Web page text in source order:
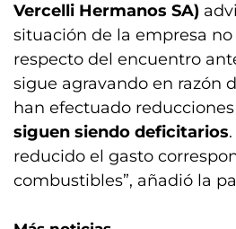
Vercelli Hermanos SA)
situación de la empresa
respecto del encuentro
sigue agravando en razón
han efectuado
siguen siendo deficitarios
reducido el gasto
combustibles”, añadió la